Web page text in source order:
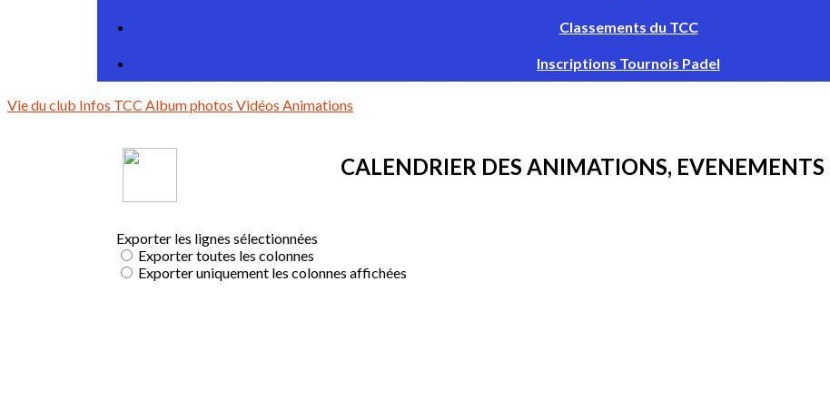
Classements du TCC
Inscriptions Tournois Padel
Vie du club Infos TCC Album photos Vidéos Animations
CALENDRIER DES ANIMATIONS,